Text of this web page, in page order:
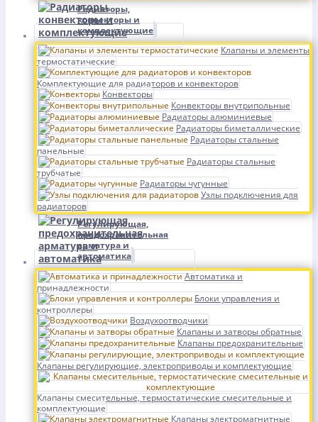
Радиаторы,
конвекторы и
комплектующие
Клапаны и элементы
термостатические
Комплектующие для радиаторов и конвекторов
Конвекторы
Конвекторы внутрипольные
Радиаторы алюминиевые
Радиаторы биметаллические
Радиаторы стальные
панельные
Радиаторы стальные
трубчатые
Радиаторы чугунные
Узлы подключения для
радиаторов
Регулирующая,
предохранительная
арматура и
автоматика
Автоматика и
принадлежности
Блоки управления и
контроллеры
Воздухоотводчики
Клапаны и затворы обратные
Клапаны предохранительные
Клапаны регулирующие, электроприводы и комплектующие
Клапаны смесительные, термостатические смесительные и
комплектующие
Клапаны электромагнитные